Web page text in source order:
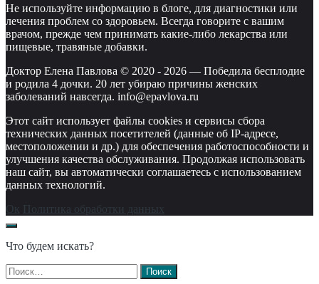
Не используйте информацию в блоге, для диагностики или
лечения проблем со здоровьем. Всегда говорите с вашим
врачом, прежде чем принимать какие-либо лекарства или
пищевые, травяные добавки.
Доктор Елена Павлова © 2020 - 2026 — Победила бесплодие
и родила 4 дочки. 20 лет убираю причины женских
заболеваний навсегда. info@epavlova.ru
Этот сайт использует файлы cookies и сервисы сбора
технических данных посетителей (данные об IP-адресе,
местоположении и др.) для обеспечения работоспособности и
улучшения качества обслуживания. Продолжая использовать
наш сайт, вы автоматически соглашаетесь с использованием
данных технологий.
Ок Политика обработки данных
Что будем искать?
Найти: